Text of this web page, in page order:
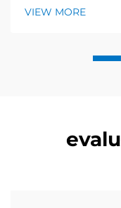
esentiel pou chek
VIEW MORE